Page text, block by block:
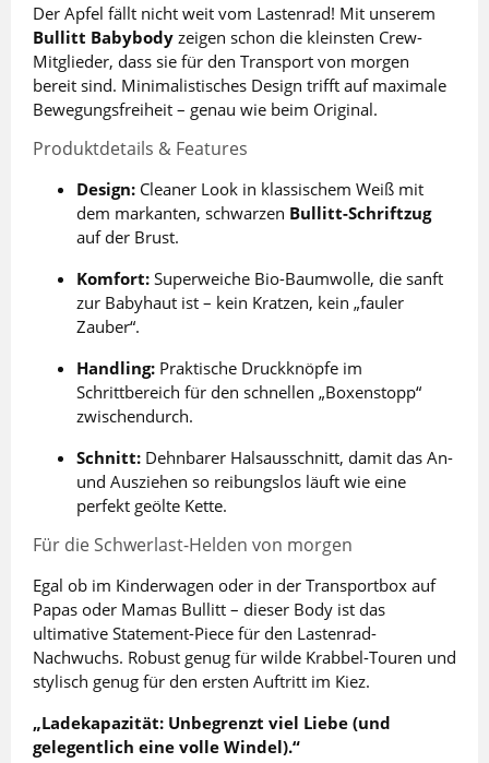
Der Apfel fällt nicht weit vom Lastenrad! Mit unserem
Bullitt Babybody zeigen schon die kleinsten Crew-
Mitglieder, dass sie für den Transport von morgen
bereit sind. Minimalistisches Design trifft auf maximale
Bewegungsfreiheit – genau wie beim Original.
Produktdetails & Features
Design: Cleaner Look in klassischem Weiß mit
dem markanten, schwarzen Bullitt-Schriftzug
auf der Brust.
Komfort: Superweiche Bio-Baumwolle, die sanft
zur Babyhaut ist – kein Kratzen, kein „fauler
Zauber“.
Handling: Praktische Druckknöpfe im
Schrittbereich für den schnellen „Boxenstopp“
zwischendurch.
Schnitt: Dehnbarer Halsausschnitt, damit das An-
und Ausziehen so reibungslos läuft wie eine
perfekt geölte Kette.
Für die Schwerlast-Helden von morgen
Egal ob im Kinderwagen oder in der Transportbox auf
Papas oder Mamas Bullitt – dieser Body ist das
ultimative Statement-Piece für den Lastenrad-
Nachwuchs. Robust genug für wilde Krabbel-Touren und
stylisch genug für den ersten Auftritt im Kiez.
„Ladekapazität: Unbegrenzt viel Liebe (und
gelegentlich eine volle Windel).“